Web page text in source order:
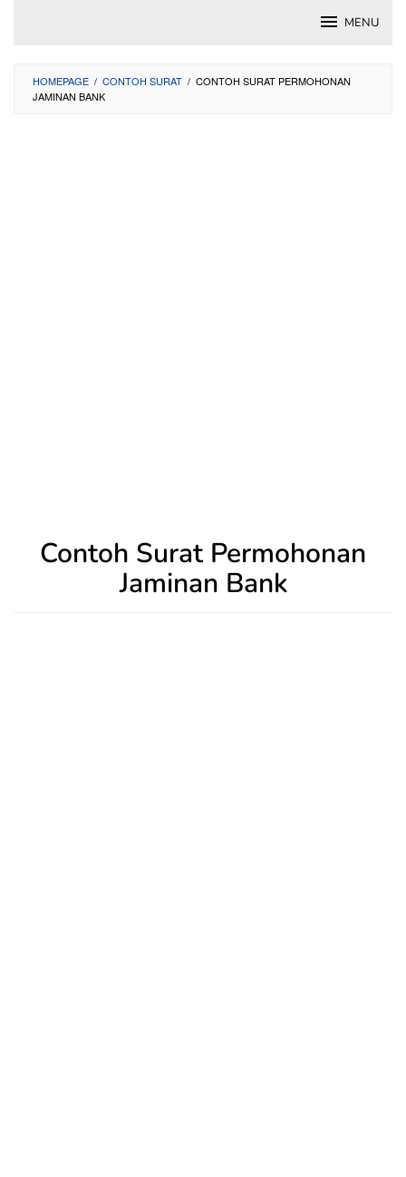
MENU
HOMEPAGE / CONTOH SURAT / CONTOH SURAT PERMOHONAN
JAMINAN BANK
Contoh Surat Permohonan
Jaminan Bank